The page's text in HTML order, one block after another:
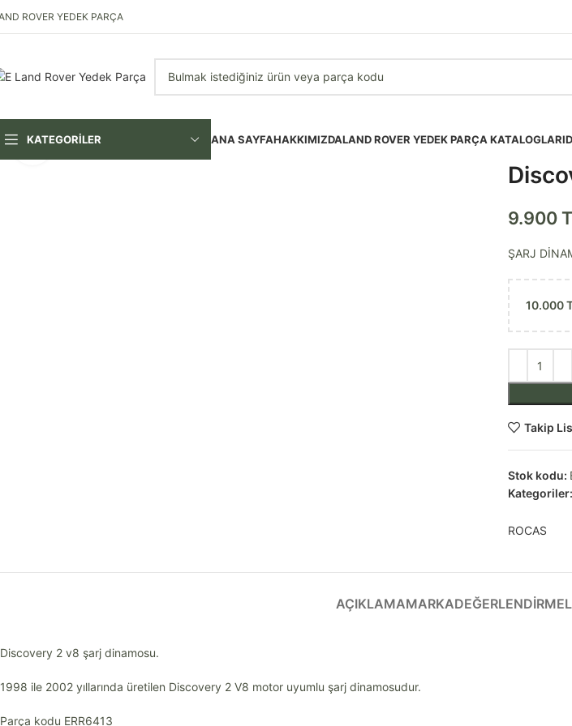
ROVER YEDEK PARÇA
KATEGORİLER ANA SAYFAHAKKIMIZDALAND ROVER YEDEK PARÇA KATALOGLARI
Görseli daha büyük görüntüle
9.900
ŞARJ
10.000
Takip
Stok kodu:
Kategoriler:
ROCAS
AÇIKLAMAMARKA
Discovery 2 v8 şarj dinamosu.
1998 ile 2002 yıllarında üretilen Discovery 2 V8 motor uyumlu şarj dinamosudur.
Parça kodu ERR6413